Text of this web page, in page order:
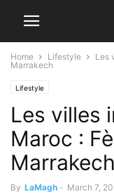
Home Lifestyle
Les
Marrakech
Lifestyle
Les villes
Maroc :
Marrakech
By LaMagh - March 7,